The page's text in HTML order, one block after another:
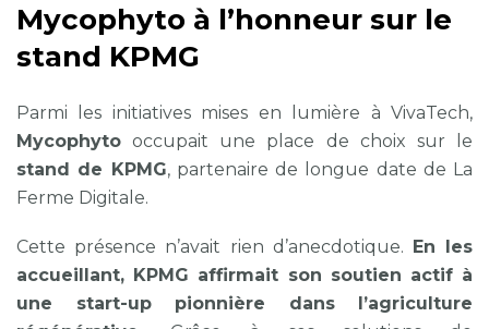
Mycophyto à l’honneur sur le
stand KPMG
Parmi les initiatives mises en lumière à VivaTech,
Mycophyto occupait une place de choix sur le
stand de KPMG, partenaire de longue date de La
Ferme Digitale.
Cette présence n’avait rien d’anecdotique. En les
accueillant, KPMG affirmait son soutien actif à
une start-up pionnière dans l’agriculture